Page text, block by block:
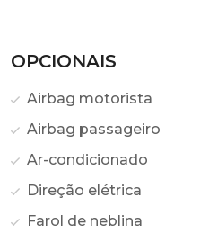
OPCIONAIS
Airbag motorista
Airbag passageiro
Ar-condicionado
Direção elétrica
Farol de neblina